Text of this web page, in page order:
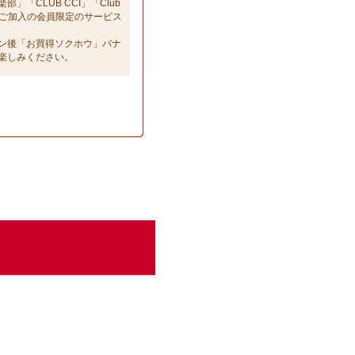
部」「CLUB CCI」「Club
加入の会員限定のサービス
後「お買得ソクホウ」バナ
しみください。